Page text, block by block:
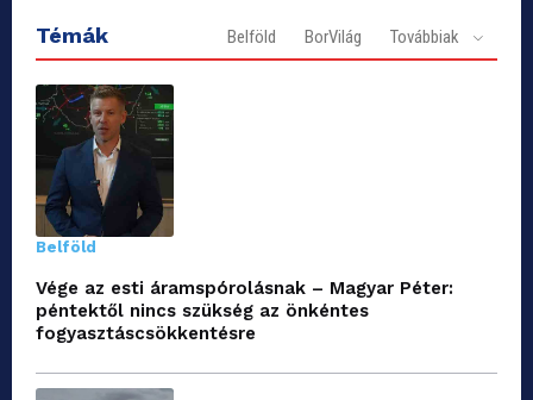
Témák Belföld BorVilág Továbbiak
Belföld
Vége az esti áramspórolásnak – Magyar Péter:
péntektől nincs szükség az önkéntes
fogyasztáscsökkentésre